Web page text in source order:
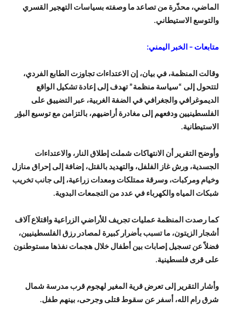
الماضي، محذّرة من تصاعد ما وصفته بسياسات التهجير القسري
والتوسع الاستيطاني.
متابعات – الخبر اليمني:
وقالت المنظمة، في بيان، إن الاعتداءات تجاوزت الطابع الفردي،
لتتحول إلى “سياسة منظمة” تهدف إلى إعادة تشكيل الواقع
الديموغرافي والجغرافي في الضفة الغربية، عبر التضييق على
الفلسطينيين ودفعهم إلى مغادرة أراضيهم، بالتزامن مع توسيع البؤر
الاستيطانية.
وأوضح التقرير أن الانتهاكات شملت إطلاق النار، والاعتداءات
الجسدية، ورش غاز الفلفل، والتهديد بالقتل، إضافة إلى إحراق منازل
وخيام ومركبات، وسرقة ممتلكات ومعدات زراعية، إلى جانب تخريب
شبكات المياه والكهرباء في عدد من التجمعات البدوية.
كما رصدت المنظمة عمليات تجريف للأراضي الزراعية واقتلاع آلاف
أشجار الزيتون، ما تسبب بأضرار كبيرة لمصادر رزق الفلسطينيين،
فضلاً عن تسجيل إصابات بين أطفال خلال هجمات نفذها مستوطنون
على قرى فلسطينية.
وأشار التقرير إلى تعرض قرية المغير لهجوم قرب مدرسة شمال
شرق رام الله، أسفر عن سقوط قتلى وجرحى، بينهم طفل.